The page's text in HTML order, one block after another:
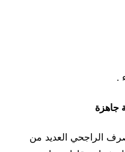
.
جاهزة
الراجحي العديد من